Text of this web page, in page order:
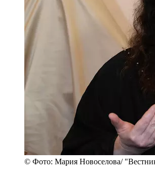
© Фото: Мария Новоселова/